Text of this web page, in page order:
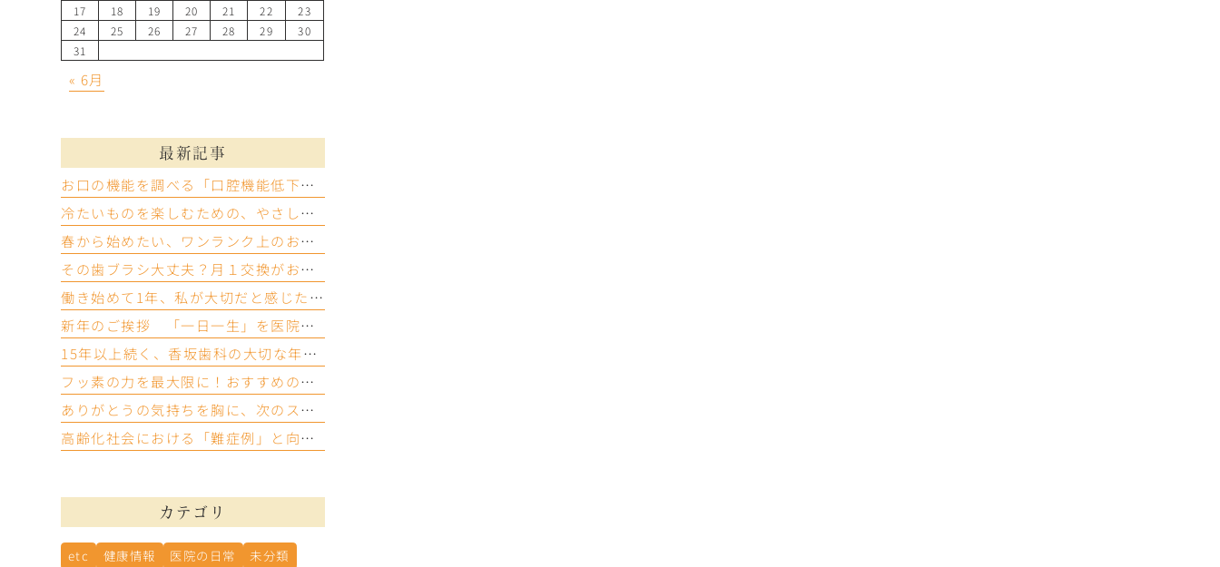
17
18 19 20 21 22
23
24
25 26 27 28 29
30
31
« 6月
最新記事
お口の機能を調べる「口腔機能低下症検査」をご存じですか？
冷たいものを楽しむための、やさしい知覚過敏ケア
春から始めたい、ワンランク上のお口のケア
その歯ブラシ大丈夫？月１交換がおすすめの理由
働き始めて1年、私が大切だと感じた「お口の機能」
新年のご挨拶 「一日一生」を医院の合言葉に
15年以上続く、香坂歯科の大切な年末行事
フッ素の力を最大限に！おすすめの磨き方「イエテボリ法」
ありがとうの気持ちを胸に、次のステージへ
高齢化社会における「難症例」と向き合って
カテゴリ
etc 健康情報 医院の日常
未分類